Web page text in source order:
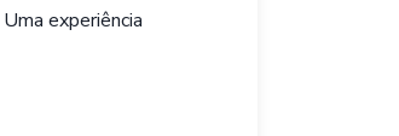
experiência